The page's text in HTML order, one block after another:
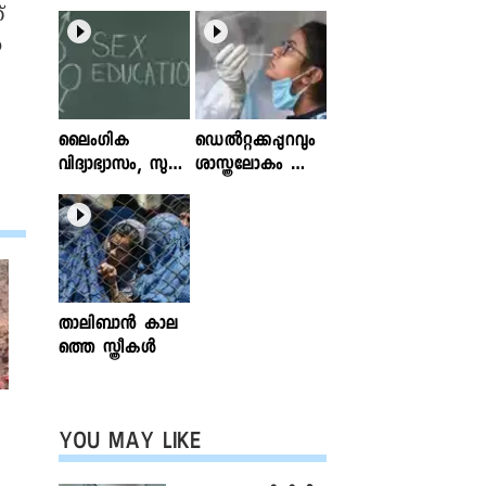
ലൈംഗിക
വിദ്യാഭ്യാസം, സുര
ക്ഷിതവും അ
ല്ലാത്തതുമായ സ്പ
ര്‍ശനങ്ങള്‍; ഇ
ന്‍ഫോക്ലിനിക്ക്
ലേഖനം
വായിക്കാം
ഡെൽറ്റക്കപ്പുറവും
ശാസ്ത്രലോകം ശ്ര
താലിബാന്‍ കാല
ത്തെ സ്ത്രീകള്‍
YOU MAY LIKE